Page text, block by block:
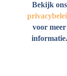
Bekijk ons
voor meer
informatie.